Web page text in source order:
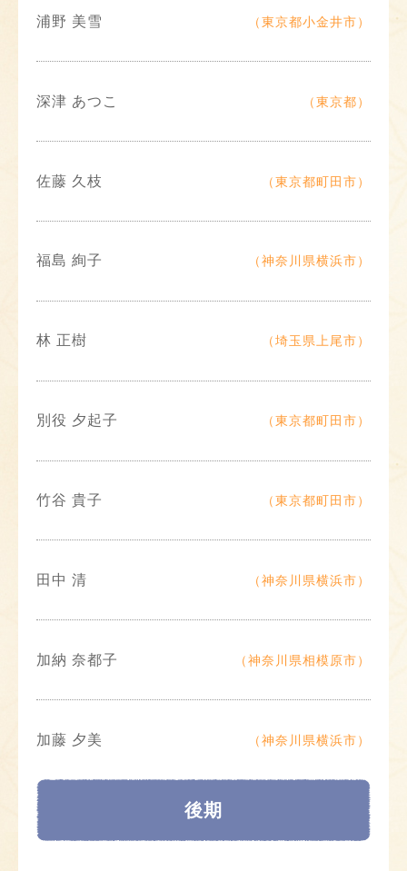
浦野 美雪 （東京都小金井市）
深津 あつこ （東京都）
佐藤 久枝 （東京都町田市）
福島 絢子 （神奈川県横浜市）
林 正樹 （埼玉県上尾市）
別役 夕起子 （東京都町田市）
竹谷 貴子 （東京都町田市）
田中 清 （神奈川県横浜市）
加納 奈都子 （神奈川県相模原市）
加藤 夕美 （神奈川県横浜市）
後期